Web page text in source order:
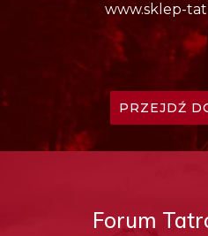
www.sklep-
PRZEJDŹ
Forum